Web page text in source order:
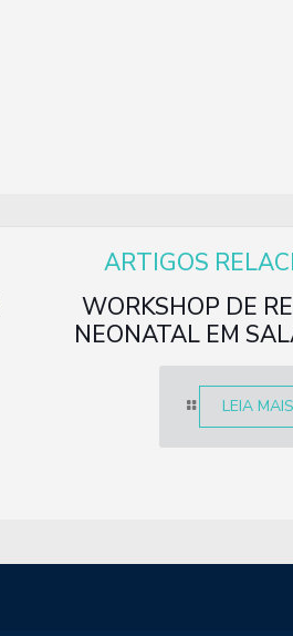
ARTIGOS
WORKSHOP DE
NEONATAL EM
LEIA MAIS